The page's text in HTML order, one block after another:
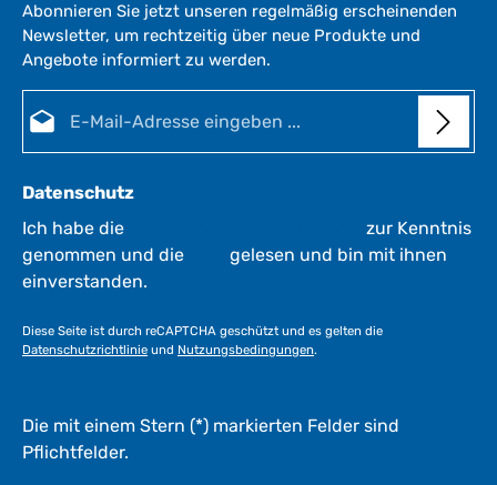
z
e
i
t
:
1
-
W
e
r
k
g
Abonnieren Sie jetzt unseren regelmäßig erscheinenden
Newsletter, um rechtzeitig über neue Produkte und
Angebote informiert zu werden.
Datenschutz
Ich habe die
zur Kenntnis
genommen und die
gelesen und bin mit ihnen
einverstanden.
Diese Seite ist durch reCAPTCHA geschützt und es gelten die
Datenschutzrichtlinie und Nutzungsbedingungen.
Die mit einem Stern (*) markierten Felder sind
Pflichtfelder.